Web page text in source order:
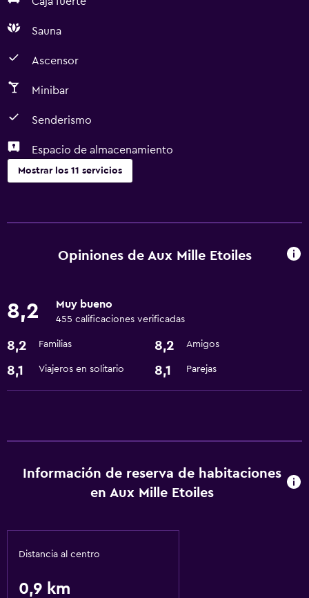
Sauna
Ascensor
Minibar
Senderismo
Espacio de almacenamiento
Mostrar los 11 servicios
Ascensor
Lavandería
Lavandería
Senderismo
Espacio de almacenamiento
Caja fuerte
Opiniones de Aux Mille Etoiles
8,2 Muy bueno
455 calificaciones verificadas
8,2 Familias 8,2 Amigos
8,1 Viajeros en solitario 8,1 Parejas
Información de reserva de habitaciones
en Aux Mille Etoiles
Distancia al centro
0,9 km